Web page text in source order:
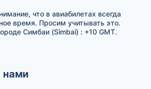
что в авиабилетах всегда
время. Просим учитывать это.
Симбаи (Simbai) : +10 GMT.
нами